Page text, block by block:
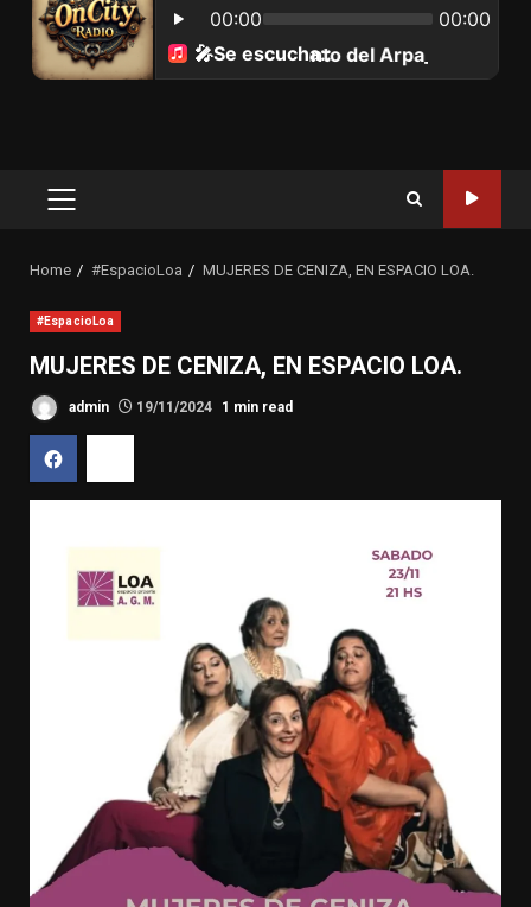
Primary
Home #EspacioLoa MUJERES DE CENIZA, EN ESPACIO LOA.
#EspacioLoa
MUJERES DE CENIZA, EN ESPACIO LOA.
admin 19/11/2024 1 min read